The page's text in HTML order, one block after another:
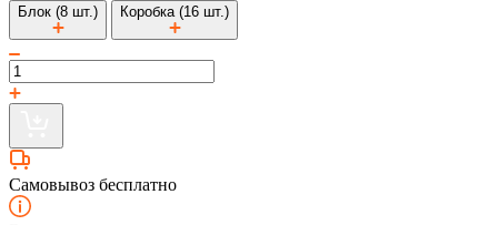
Блок (8 шт.) Коробка (16 шт.)
Самовывоз бесплатно